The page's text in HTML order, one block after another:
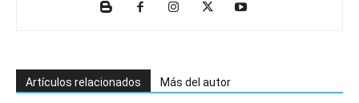
Artículos relacionados Más del autor